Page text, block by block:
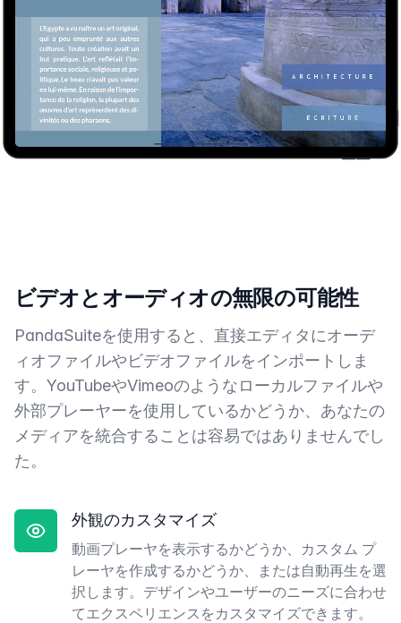
ビデオとオーディオの無限の可能性
PandaSuiteを使用すると、直接エディタにオーデ
ィオファイルやビデオファイルをインポートしま
す。YouTubeやVimeoのようなローカルファイルや
外部プレーヤーを使用しているかどうか、あなたの
メディアを統合することは容易ではありませんでし
た。
外観のカスタマイズ
動画プレーヤを表示するかどうか、カスタム プ
レーヤを作成するかどうか、または自動再生を選
択します。デザインやユーザーのニーズに合わせ
てエクスペリエンスをカスタマイズできます。